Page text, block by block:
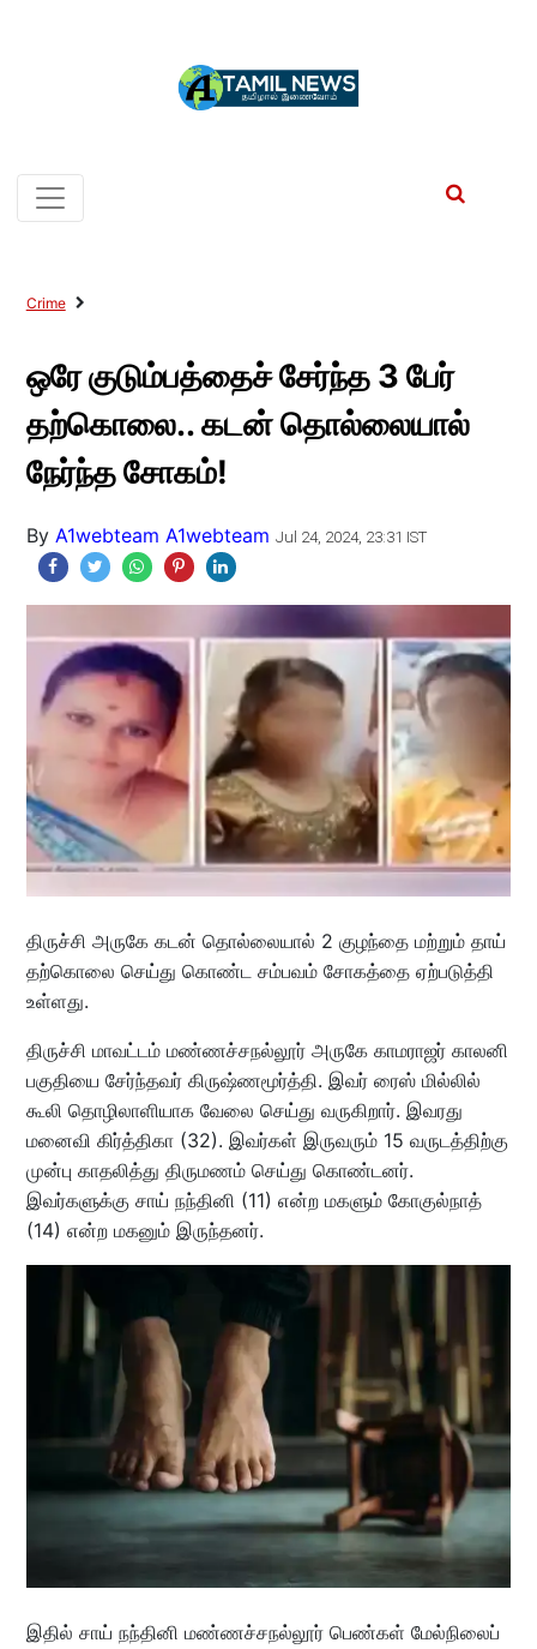
Crime
ஒரே குடும்பத்தைச் சேர்ந்த 3 பேர்
தற்கொலை.. கடன் தொல்லையால்
நேர்ந்த சோகம்!
By A1webteam A1webteam Jul 24, 2024, 23:31 IST
திருச்சி அருகே கடன் தொல்லையால் 2 குழந்தை மற்றும் தாய்
தற்கொலை செய்து கொண்ட சம்பவம் சோகத்தை ஏற்படுத்தி
உள்ளது.
திருச்சி மாவட்டம் மண்ணச்சநல்லூர் அருகே காமராஜர் காலனி
பகுதியை சேர்ந்தவர் கிருஷ்ணமூர்த்தி. இவர் ரைஸ் மில்லில்
கூலி தொழிலாளியாக வேலை செய்து வருகிறார். இவரது
மனைவி கிர்த்திகா (32). இவர்கள் இருவரும் 15 வருடத்திற்கு
முன்பு காதலித்து திருமணம் செய்து கொண்டனர்.
இவர்களுக்கு சாய் நந்தினி (11) என்ற மகளும் கோகுல்நாத்
(14) என்ற மகனும் இருந்தனர்.
இதில் சாய் நந்தினி மண்ணச்சநல்லூர் பெண்கள் மேல்நிலைப்